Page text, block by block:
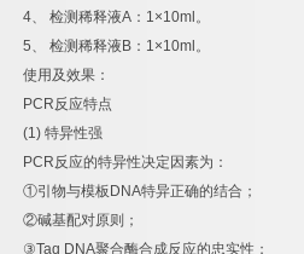
4、 检测稀释液A ： 1×10ml 。
5、 检测稀释液 B ： 1×10ml 。
使用及效果：
PCR反应特点
(1) 特异性强
PCR反应的特异性决定因素为：
①引物与模板 DNA特异正确的结合；
②碱基配对原则；
③Taq DNA聚合酶合成反应的忠实性；